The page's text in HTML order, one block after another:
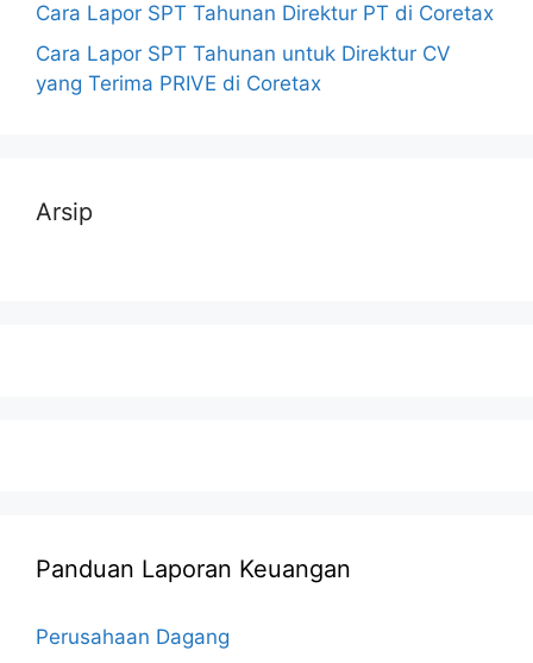
Cara Lapor SPT Tahunan Direktur PT di Coretax
Cara Lapor SPT Tahunan untuk Direktur CV
yang Terima PRIVE di Coretax
Arsip
Panduan Laporan Keuangan
Perusahaan Dagang